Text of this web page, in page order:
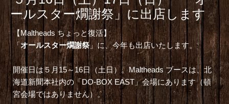
ールスター燗謝祭」に出店します
【Maltheads ちょっと復活】
「オールスター燗謝祭」に、今年も出店いたします。
開催日は５月15～16日（土日）。Maltheads ブースは、北
海道新聞本社内の「DO-BOX EAST」会場にあります（頓
宮会場ではありません）。